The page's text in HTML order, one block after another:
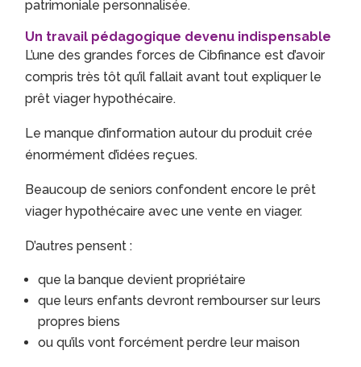
patrimoniale personnalisée.
Un travail pédagogique devenu indispensable
L’une des grandes forces de Cibfinance est d’avoir
compris très tôt qu’il fallait avant tout expliquer le
prêt viager hypothécaire.
Le manque d’information autour du produit crée
énormément d’idées reçues.
Beaucoup de seniors confondent encore le prêt
viager hypothécaire avec une vente en viager.
D’autres pensent :
que la banque devient propriétaire
que leurs enfants devront rembourser sur leurs
propres biens
ou qu’ils vont forcément perdre leur maison